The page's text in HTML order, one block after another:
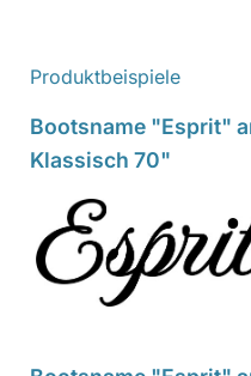
Produktbeispiele
Bootsname "Esprit"
Klassisch 70"